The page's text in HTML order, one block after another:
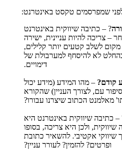
שמפרסמים טקסט באינטרנט:
? – כתיבה שיווקית באינטרנט
– צריכה להיות עניינית, ישירה
לשלב קטעים יותר קלילים,
לא להיסחף למערבולת של
דימויים.
קודם? – מהו המידע (מידע יכול
עם, לצורך העניין) שהקורא
מאלמנט הכתוב שיצרנו עבורו?
– כתיבה שיווקית באינטרנט היא
ולכן היא צריכה, בסופו
שיווקי אקטיבי. להשאיר כתובת
ופרטים? להזמין? לעורר עניין?